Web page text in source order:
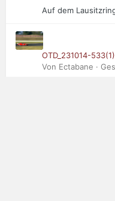
Auf dem
OTD_231014-
Von Ectabane ·